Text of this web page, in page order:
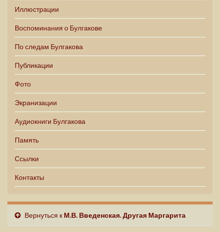
Иллюстрации
Воспоминания о Булгакове
По следам Булгакова
Публикации
Фото
Экранизации
Аудиокниги Булгакова
Память
Ссылки
Контакты
Вернуться к М.В. Введенская. Другая Маргарита